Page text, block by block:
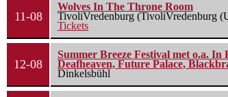
11-08
Wolves In The Throne Room
TivoliVredenburg (TivoliVredenburg
Tickets
12-08
Summer Breeze Festival met o.a.
Deafheaven, Future Palace,
Dinkelsbühl